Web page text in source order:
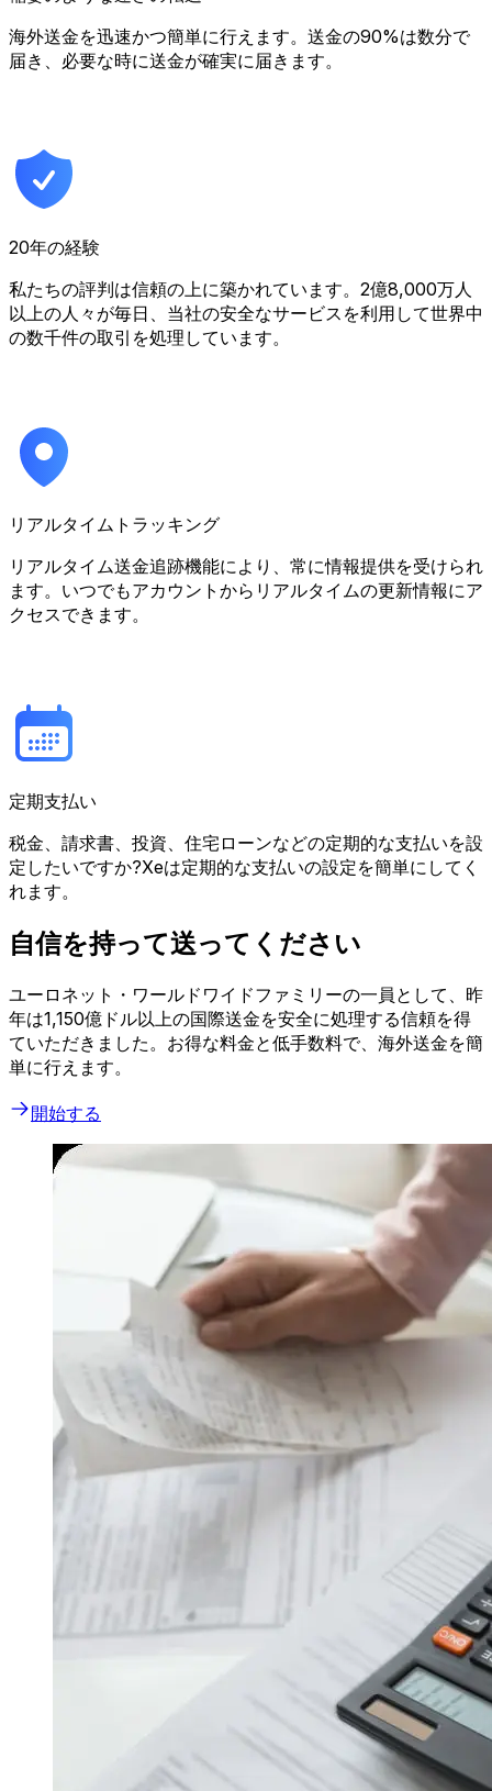
海外送金を迅速かつ簡単に行えます。送金の90%は数分で
届き、必要な時に送金が確実に届きます。
20年の経験
私たちの評判は信頼の上に築かれています。2億8,000万人
以上の人々が毎日、当社の安全なサービスを利用して世界中
の数千件の取引を処理しています。
リアルタイムトラッキング
リアルタイム送金追跡機能により、常に情報提供を受けられ
ます。いつでもアカウントからリアルタイムの更新情報にア
クセスできます。
定期支払い
税金、請求書、投資、住宅ローンなどの定期的な支払いを設
定したいですか?Xeは定期的な支払いの設定を簡単にしてく
れます。
自信を持って送ってください
ユーロネット・ワールドワイドファミリーの一員として、昨
年は1,150億ドル以上の国際送金を安全に処理する信頼を得
ていただきました。お得な料金と低手数料で、海外送金を簡
単に行えます。
開始する